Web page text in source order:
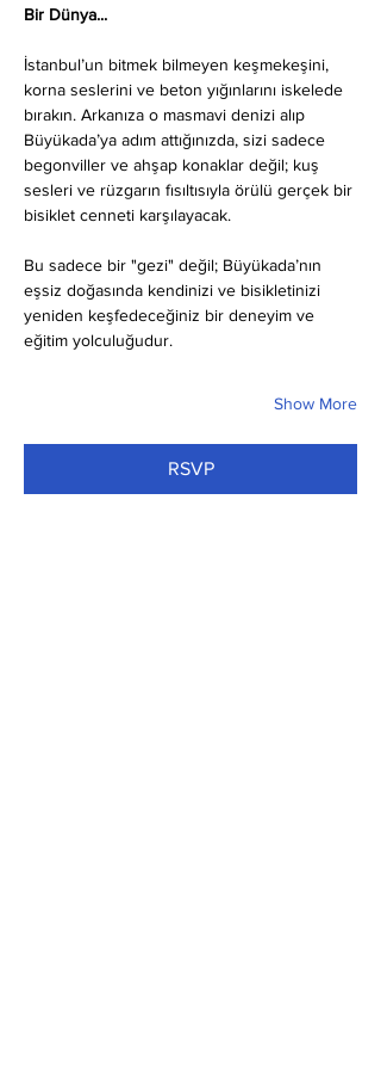
Bir Dünya...
İstanbul’un bitmek bilmeyen keşmekeşini,
korna seslerini ve beton yığınlarını iskelede
bırakın. Arkanıza o masmavi denizi alıp
Büyükada’ya adım attığınızda, sizi sadece
begonviller ve ahşap konaklar değil; kuş
sesleri ve rüzgarın fısıltısıyla örülü gerçek bir
bisiklet cenneti karşılayacak.
Bu sadece bir "gezi" değil; Büyükada’nın
eşsiz doğasında kendinizi ve bisikletinizi
yeniden keşfedeceğiniz bir deneyim ve
eğitim yolculuğudur.
Show More
RSVP